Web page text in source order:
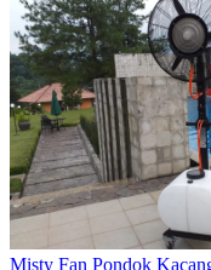
Misty Fan Pondok